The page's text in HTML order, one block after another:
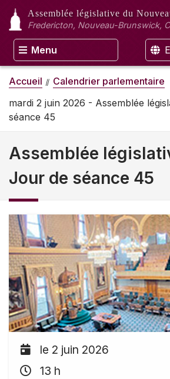
Assemblée législative du
Fredericton, Nouveau-Brunswick,
Menu
Accueil
Calendrier parlementaire
mardi 2 juin 2026 - Assemblée
séance 45
Assemblée
Jour de séance 45
le 2 juin 2026
13 h